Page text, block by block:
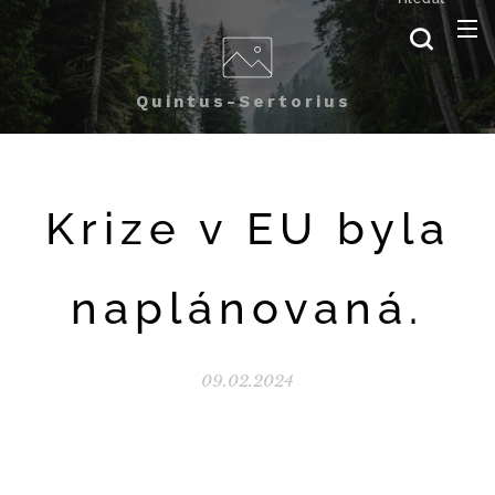
Quintus-Sertorius
Krize v EU byla
naplánovaná.
09.02.2024